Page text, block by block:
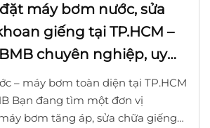
máy bơm nước, sửa
giếng tại TP.HCM –
chuyên nghiệp, uy
– máy bơm toàn diện tại TP.HCM
vị
bơm tăng áp, sửa chữa giếng